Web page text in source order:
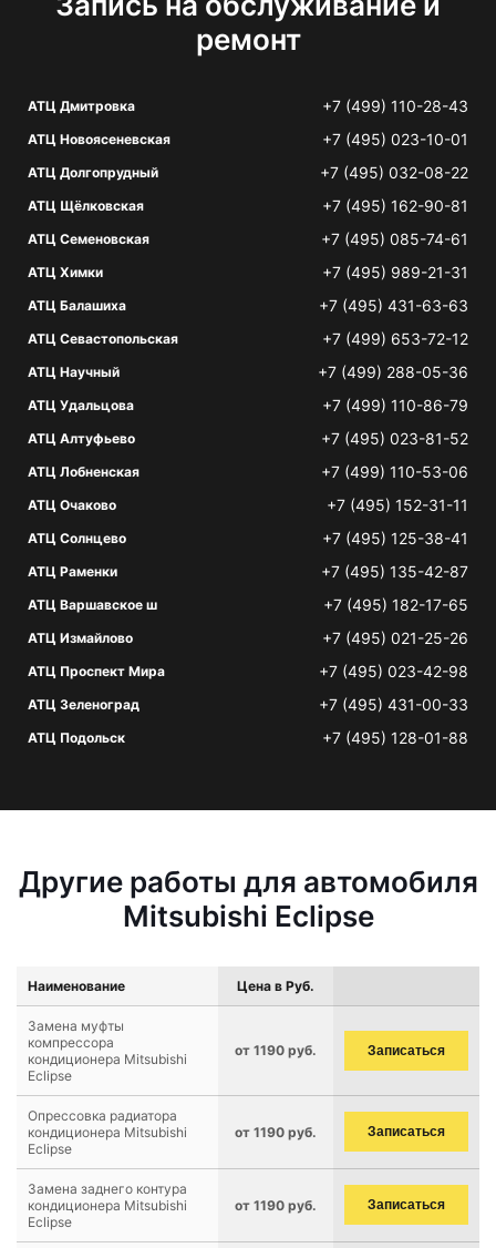
ремонт
АТЦ Дмитровка +7 (499) 110-28-43
АТЦ Новоясеневская +7 (495) 023-10-01
АТЦ Долгопрудный +7 (495) 032-08-22
АТЦ Щёлковская +7 (495) 162-90-81
АТЦ Семеновская +7 (495) 085-74-61
АТЦ Химки +7 (495) 989-21-31
АТЦ Балашиха +7 (495) 431-63-63
АТЦ Севастопольская +7 (499) 653-72-12
АТЦ Научный +7 (499) 288-05-36
АТЦ Удальцова +7 (499) 110-86-79
АТЦ Алтуфьево +7 (495) 023-81-52
АТЦ Лобненская +7 (499) 110-53-06
АТЦ Очаково +7 (495) 152-31-11
АТЦ Солнцево +7 (495) 125-38-41
АТЦ Раменки +7 (495) 135-42-87
АТЦ Варшавское ш +7 (495) 182-17-65
АТЦ Измайлово +7 (495) 021-25-26
АТЦ Проспект Мира +7 (495) 023-42-98
АТЦ Зеленоград +7 (495) 431-00-33
АТЦ Подольск +7 (495) 128-01-88
Другие работы для автомобиля
Mitsubishi Eclipse
Наименование Цена в Руб.
Замена муфты
компрессора
кондиционера Mitsubishi
Eclipse
от 1190 руб. Записаться
Опрессовка радиатора
кондиционера Mitsubishi
Eclipse
от 1190 руб. Записаться
Замена заднего контура
кондиционера Mitsubishi
Eclipse
от 1190 руб. Записаться